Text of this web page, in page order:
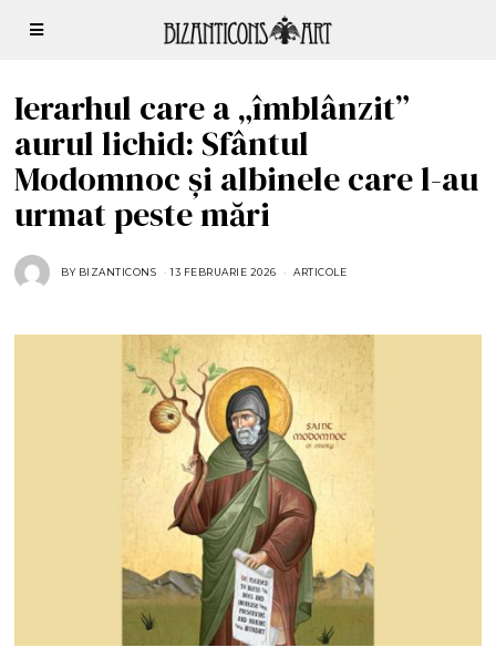
Ierarhul care a „îmblânzit”
aurul lichid: Sfântul
Modomnoc și albinele care l-au
urmat peste mări
BY BIZANTICONS 13 FEBRUARIE 2026
R
R
I
E
2
0
2
6
ARTICOLE